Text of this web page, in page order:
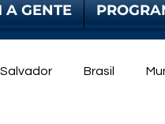
A GENTE
Salvador Brasil